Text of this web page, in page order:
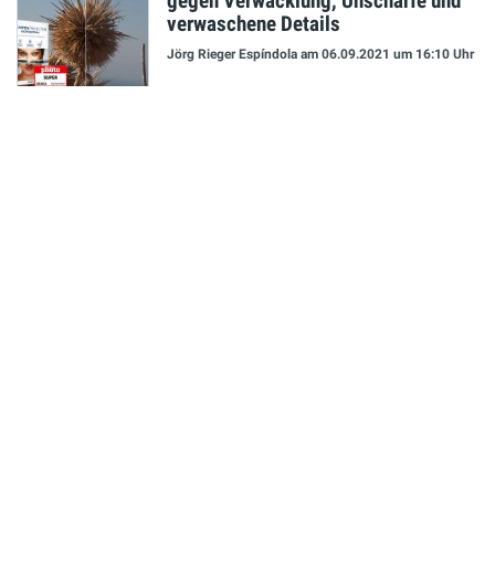
verwaschene Details
Jörg Rieger Espíndola am 06.09.2021 um 16:10 Uhr